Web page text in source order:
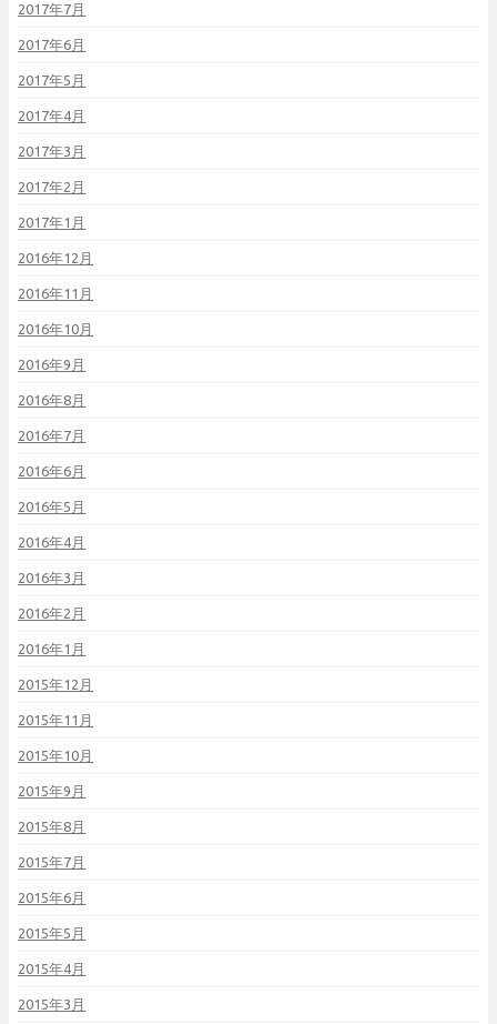
2017年7月
2017年6月
2017年5月
2017年4月
2017年3月
2017年2月
2017年1月
2016年12月
2016年11月
2016年10月
2016年9月
2016年8月
2016年7月
2016年6月
2016年5月
2016年4月
2016年3月
2016年2月
2016年1月
2015年12月
2015年11月
2015年10月
2015年9月
2015年8月
2015年7月
2015年6月
2015年5月
2015年4月
2015年3月